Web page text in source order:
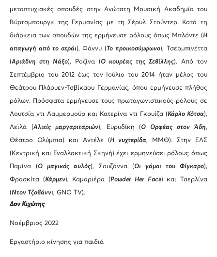
μεταπτυχιακές σπουδές στην Ανώτατη Μουσική Ακαδημία του
Βύρτσμπουργκ της Γερμανίας με τη Σέρυλ Στούντερ. Κατά τη
διάρκεια των σπουδών της ερμήνευσε ρόλους όπως Μπλόντε (Η
απαγωγή από το σεράι), Φάννυ (Το προικοσύμφωνο), Τσερμπινέττα
(Αριάδνη στη Νάξο), Ροζίνα (Ο κουρέας της Σεβίλλης). Από τον
Σεπτέμβριο του 2012 έως τον Ιούλιο του 2014 ήταν μέλος του
Θεάτρου Πλάουεν-Τσβίκαου Γερμανίας, όπου ερμήνευσε πλήθος
ρόλων. Πρόσφατα ερμήνευσε τους πρωταγωνιστικούς ρόλους σε
Λουτσία ντι Λαμμερμούρ και Κατερίνα ντι Γκουίζα (Κάρλο Κότσα),
Λεϊλά (Αλιείς μαργαριταριών), Ευρυδίκη (Ο Ορφέας στον Άδη,
Θέατρο Ολύμπια) και Αντέλε (Η νυχτερίδα, ΜΜΘ). Στην ΕΛΣ
(Κεντρική και Εναλλακτική Σκηνή) έχει ερμηνεύσει ρόλους όπως
Παμίνα (O μαγικός αυλός), Σουζάννα (Οι γάμοι του Φίγκαρο),
Φρασκίτα (Κάρμεν), Καμαριέρα (Powder Her Face) και Τσερλίνα
(Ντον Τζοβάννι, GNO TV).
Δον Κιχώτης
Νοέμβριος 2022
Εργαστήριο κίνησης για παιδιά